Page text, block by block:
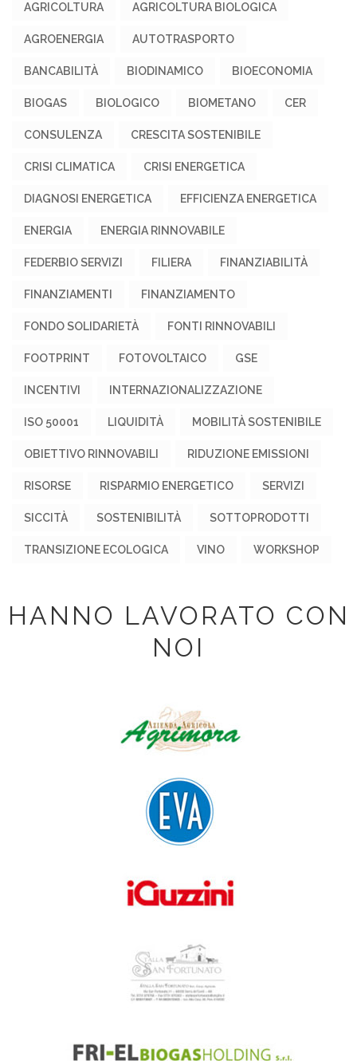
AGRICOLTURA AGRICOLTURA BIOLOGICA
AGROENERGIA AUTOTRASPORTO
BANCABILITÀ BIODINAMICO BIOECONOMIA
BIOGAS BIOLOGICO BIOMETANO CER
CONSULENZA CRESCITA SOSTENIBILE
CRISI CLIMATICA CRISI ENERGETICA
DIAGNOSI ENERGETICA EFFICIENZA ENERGETICA
ENERGIA ENERGIA RINNOVABILE
FEDERBIO SERVIZI FILIERA FINANZIABILITÀ
FINANZIAMENTI FINANZIAMENTO
FONDO SOLIDARIETÀ FONTI RINNOVABILI
FOOTPRINT FOTOVOLTAICO GSE
INCENTIVI INTERNAZIONALIZZAZIONE
ISO 50001 LIQUIDITÀ MOBILITÀ SOSTENIBILE
OBIETTIVO RINNOVABILI RIDUZIONE EMISSIONI
RISORSE RISPARMIO ENERGETICO SERVIZI
SICCITÀ SOSTENIBILITÀ SOTTOPRODOTTI
TRANSIZIONE ECOLOGICA VINO WORKSHOP
HANNO LAVORATO CON
NOI